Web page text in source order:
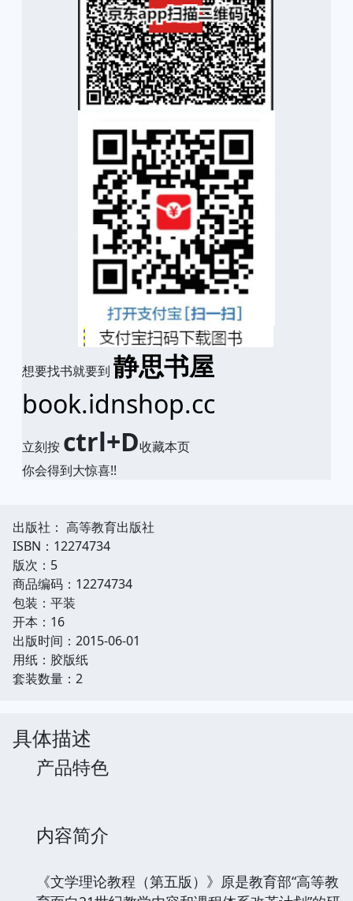
想要找书就要到 静思书屋
book.idnshop.cc
立刻按 ctrl+D收藏本页
你会得到大惊喜!!
出版社： 高等教育出版社
ISBN：12274734
版次：5
商品编码：12274734
包装：平装
开本：16
出版时间：2015-06-01
用纸：胶版纸
套装数量：2
具体描述
产品特色
内容简介
《文学理论教程（第五版）》原是教育部“高等教